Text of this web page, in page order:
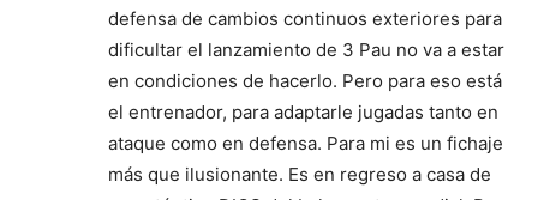
defensa de cambios continuos exteriores para
dificultar el lanzamiento de 3 Pau no va a estar
en condiciones de hacerlo. Pero para eso está
el entrenador, para adaptarle jugadas tanto en
ataque como en defensa. Para mi es un fichaje
más que ilusionante. Es en regreso a casa de